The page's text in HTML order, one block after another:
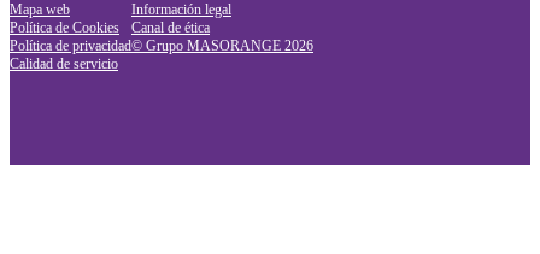
Mapa web
Política de Cookies
Política de privacidad
Calidad de servicio
Información legal
Canal de ética
© Grupo MASORANGE 2026